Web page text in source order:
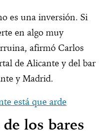
es una inversión. Si
en algo muy
afirmó Carlos
de Alicante y del bar
y Madrid.
está que arde
los bares